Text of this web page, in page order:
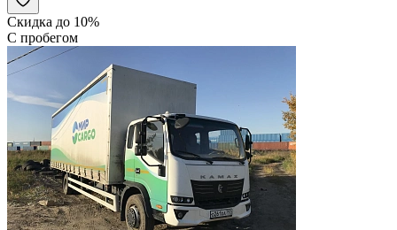
Скидка до 10%
С пробегом